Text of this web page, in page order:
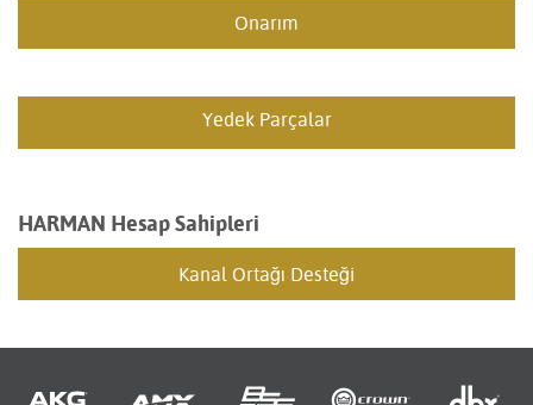
Onarım
Yedek Parçalar
HARMAN Hesap Sahipleri
Kanal Ortağı Desteği